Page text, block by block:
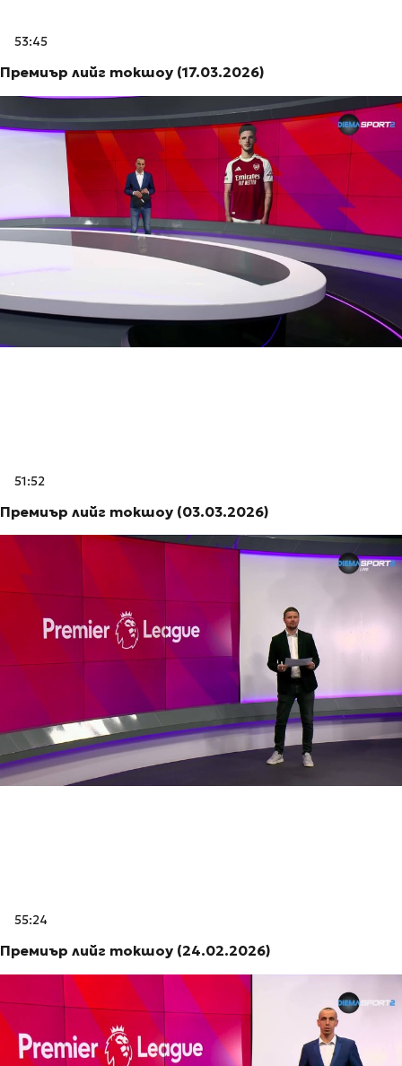
53:45
Премиър лийг токшоу (17.03.2026)
51:52
Премиър лийг токшоу (03.03.2026)
55:24
Премиър лийг токшоу (24.02.2026)